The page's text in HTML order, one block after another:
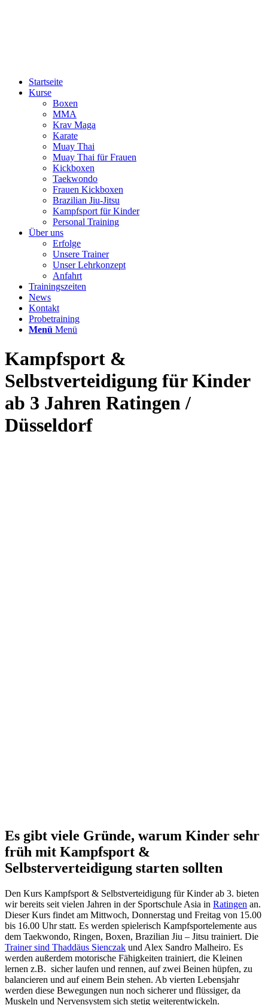
Startseite
Kurse
Boxen
MMA
Krav Maga
Karate
Muay Thai
Muay Thai für Frauen
Kickboxen
Taekwondo
Frauen Kickboxen
Brazilian Jiu-Jitsu
Kampfsport für Kinder
Personal Training
Über uns
Erfolge
Unsere Trainer
Unser Lehrkonzept
Anfahrt
Trainingszeiten
News
Kontakt
Probetraining
Menü Menü
Kampfsport &
Selbstverteidigung für Kinder
ab 3 Jahren Ratingen /
Düsseldorf
Es gibt viele Gründe, warum Kinder sehr
früh mit Kampfsport &
Selbsterverteidigung starten sollten
Den Kurs Kampfsport & Selbstverteidigung für Kinder ab 3. bieten
wir bereits seit vielen Jahren in der Sportschule Asia in Ratingen an.
Dieser Kurs findet am Mittwoch, Donnerstag und Freitag von 15.00
bis 16.00 Uhr statt. Es werden spielerisch Kampfsportelemente aus
dem Taekwondo, Ringen, Boxen, Brazilian Jiu – Jitsu trainiert. Die
Trainer sind Thaddäus Sienczak und Alex Sandro Malheiro. Es
werden außerdem motorische Fähigkeiten trainiert, die Kleinen
lernen z.B. sicher laufen und rennen, auf zwei Beinen hüpfen, zu
balancieren und auf einem Bein stehen. Ab vierten Lebensjahr
werden diese Bewegungen nun noch sicherer und flüssiger, da
Muskeln und Nervensystem sich stetig weiterentwickeln.